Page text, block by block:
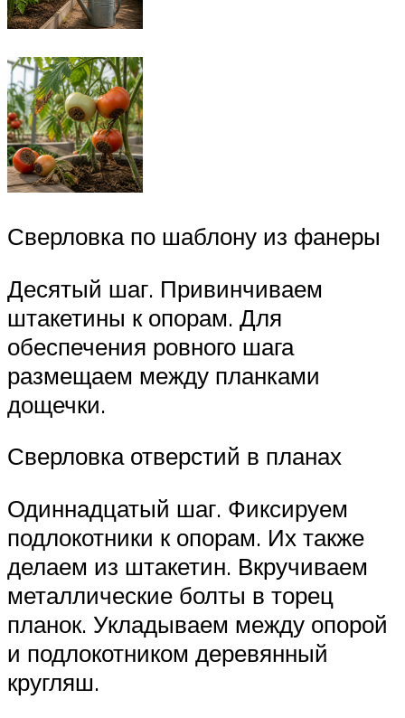
Сверловка по шаблону из фанеры
Десятый шаг. Привинчиваем
штакетины к опорам. Для
обеспечения ровного шага
размещаем между планками
дощечки.
Сверловка отверстий в планах
Одиннадцатый шаг. Фиксируем
подлокотники к опорам. Их также
делаем из штакетин. Вкручиваем
металлические болты в торец
планок. Укладываем между опорой
и подлокотником деревянный
кругляш.